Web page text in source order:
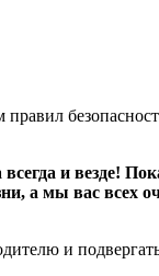
и везде!
а мы вас всех
и